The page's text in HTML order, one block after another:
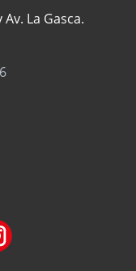
La Gasca.